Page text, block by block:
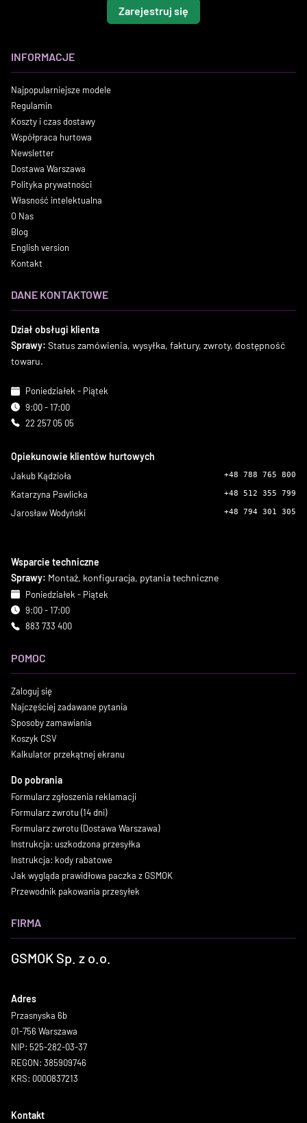
Zarejestruj się
INFORMACJE
Najpopularniejsze modele
Regulamin
Koszty i czas dostawy
Współpraca hurtowa
Newsletter
Dostawa Warszawa
Polityka prywatności
Własność intelektualna
O Nas
Blog
English version
Kontakt
DANE KONTAKTOWE
Dział obsługi klienta
Sprawy: Status zamówienia, wysyłka, faktury, zwroty, dostępność
towaru.
Poniedziałek - Piątek
9:00 - 17:00
22 257 05 05
Opiekunowie klientów hurtowych
Jakub Kądzioła +48 788 765 800
Katarzyna Pawlicka +48 512 355 799
Jarosław Wodyński +48 794 301 305
Wsparcie techniczne
Sprawy: Montaż, konfiguracja, pytania techniczne
Poniedziałek - Piątek
9:00 - 17:00
883 733 400
POMOC
Zaloguj się
Najczęściej zadawane pytania
Sposoby zamawiania
Koszyk CSV
Kalkulator przekątnej ekranu
Do pobrania
Formularz zgłoszenia reklamacji
Formularz zwrotu (14 dni)
Formularz zwrotu (Dostawa Warszawa)
Instrukcja: uszkodzona przesyłka
Instrukcja: kody rabatowe
Jak wygląda prawidłowa paczka z GSMOK
Przewodnik pakowania przesyłek
FIRMA
GSMOK Sp. z o.o.
Adres
Przasnyska 6b
01-756 Warszawa
NIP: 525-282-03-37
REGON: 385909746
KRS: 0000837213
Kontakt